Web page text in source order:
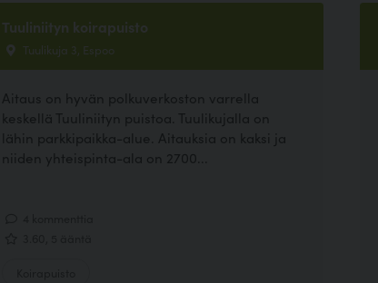
Tuuliniityn koirapuisto
Tuulikuja 3, Espoo
Aitaus on hyvän polkuverkoston varrella
keskellä Tuuliniityn puistoa. Tuulikujalla on
lähin parkkipaikka-alue. Aitauksia on kaksi ja
niiden yhteispinta-ala on 2700...